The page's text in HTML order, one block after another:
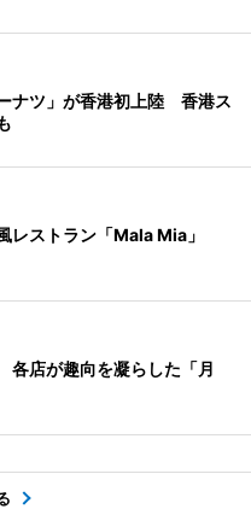
ナツ」が香港初上陸 香港ス
レストラン「Mala Mia」
店が趣向を凝らした「月